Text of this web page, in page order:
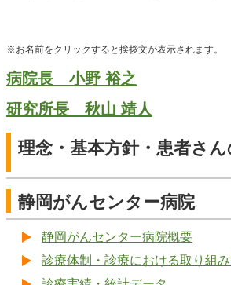
※お名前をクリックすると挨拶文が表示されます。
病院長 小野 裕之
研究所長 秋山 靖人
理念・基本方針・患者さ
静岡がんセンター病院
静岡がんセンター病院概要
診療体制・診療における取り組